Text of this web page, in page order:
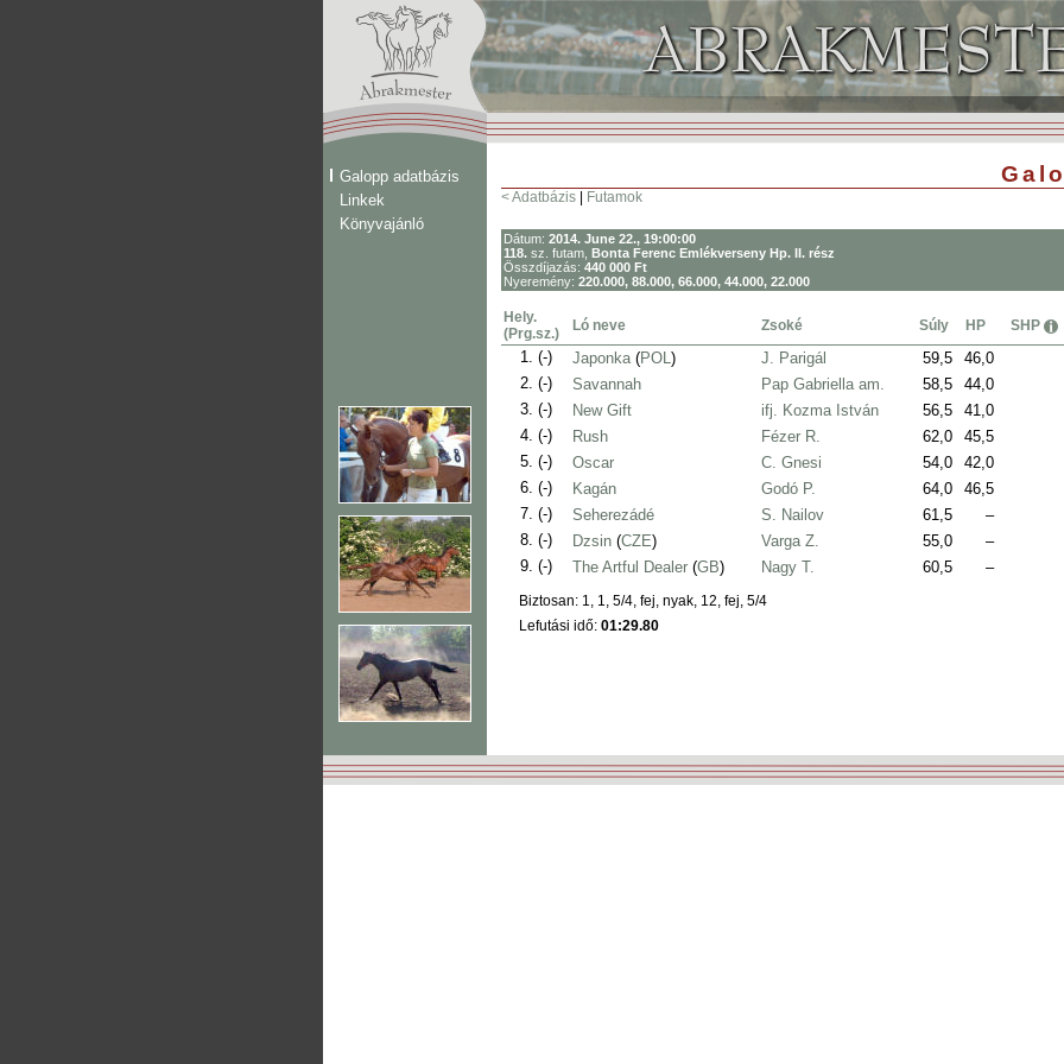
Galopp adatbázis
Linkek
Könyvajánló
< Adatbázis Futamok
Dátum: 2014. June 22., 19:00:00
118. sz. futam, Bonta Ferenc Emlékverseny Hp. II. rész
Összdíjazás: 440 000 Ft
Nyeremény: 220.000, 88.000, 66.000, 44.000, 22.000
Hely.
(Prg.sz.)
Ló neve Zsoké Súly HP SHP
1. (-) Japonka(POL) J. Parigál 59,5 46,0
2. (-) Savannah Pap Gabriella am. 58,5 44,0
3. (-) New Gift ifj. Kozma István 56,5 41,0
4. (-) Rush Fézer R. 62,0 45,5
5. (-) Oscar C. Gnesi 54,0 42,0
6. (-) Kagán Godó P. 64,0 46,5
7. (-) Seherezádé S. Nailov 61,5 –
8. (-) Dzsin (CZE) Varga Z. 55,0 –
9. (-) The Artful Dealer (GB) Nagy T. 60,5 –
Biztosan: 1, 1, 5/4, fej, nyak, 12, fej, 5/4
Lefutási idő: 01:29.80